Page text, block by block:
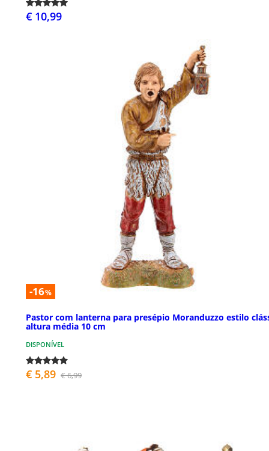
€ 10,99
-16%
Pastor com lanterna para presépio Moranduzzo estilo
altura média 10 cm
DISPONÍVEL
€ 5,89 € 6,99